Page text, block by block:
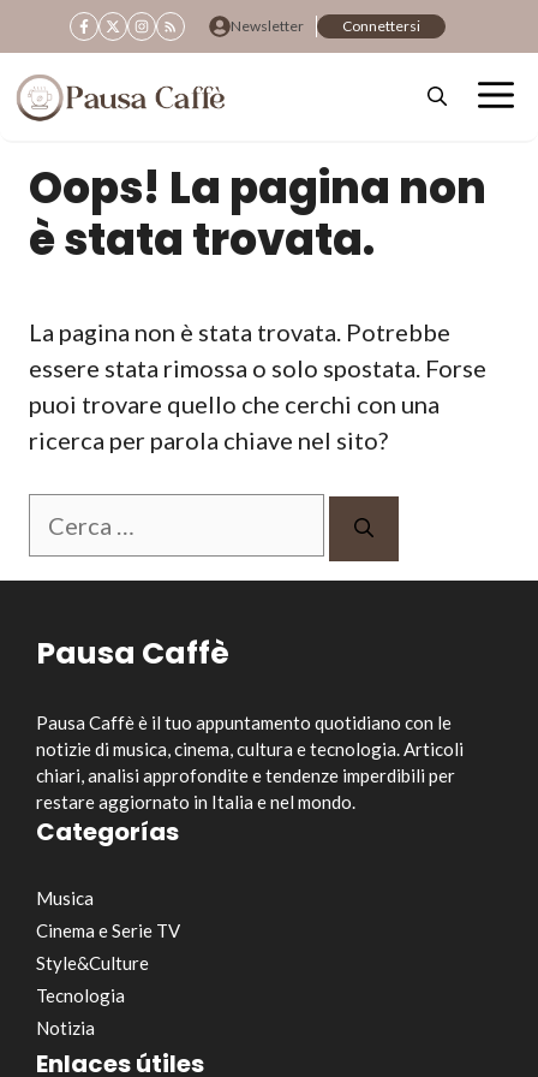
al
contenuto
Newsletter Connettersi
Oops! La pagina non
è stata trovata.
La pagina non è stata trovata. Potrebbe
essere stata rimossa o solo spostata. Forse
puoi trovare quello che cerchi con una
ricerca per parola chiave nel sito?
Ricerca
Pausa Caffè
Pausa Caffè è il tuo appuntamento quotidiano con le
notizie di musica, cinema, cultura e tecnologia. Articoli
chiari, analisi approfondite e tendenze imperdibili per
restare aggiornato in Italia e nel mondo.
Categorías
Musica
Cinema e Serie TV
Style&Culture
Tecnologia
Notizia
Enlaces útiles